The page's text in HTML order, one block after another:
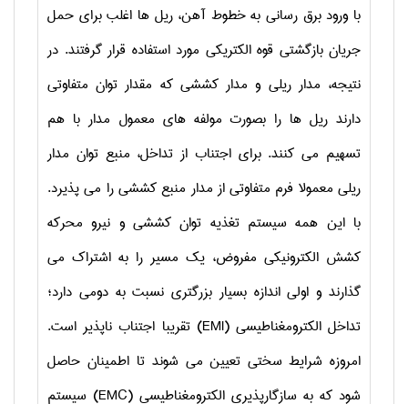
با ورود برق رسانی به خطوط آهن، ریل ها اغلب برای حمل
جریان بازگشتی قوه الکتریکی مورد استفاده قرار گرفتند. در
نتیجه، مدار ریلی و مدار کششی که مقدار توان متفاوتی
دارند ریل ها را بصورت مولفه های معمول مدار با هم
تسهیم می کنند. برای اجتناب از تداخل، منبع توان مدار
ریلی معمولا فرم متفاوتی از مدار منبع کششی را می پذیرد.
با این همه سیستم تغذیه توان کششی و نیرو محرکه
کشش الکترونیکی مفروض، یک مسیر را به اشتراک می
گذارند و اولی اندازه بسیار بزرگتری نسبت به دومی دارد؛
تداخل الکترومغناطیسی (EMI) تقریبا اجتناب ناپذیر است.
امروزه شرایط سختی تعیین می شوند تا اطمینان حاصل
شود که به سازگارپذیری الکترومغناطیسی (EMC) سیستم